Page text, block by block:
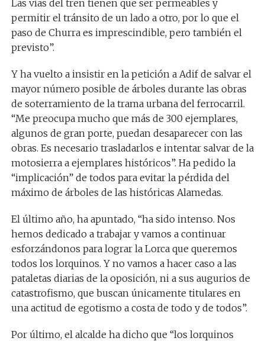
Las vías del tren tienen que ser permeables y
permitir el tránsito de un lado a otro, por lo que el
paso de Churra es imprescindible, pero también el
previsto”.
Y ha vuelto a insistir en la petición a Adif de salvar el
mayor número posible de árboles durante las obras
de soterramiento de la trama urbana del ferrocarril.
“Me preocupa mucho que más de 300 ejemplares,
algunos de gran porte, puedan desaparecer con las
obras. Es necesario trasladarlos e intentar salvar de la
motosierra a ejemplares históricos”. Ha pedido la
“implicación” de todos para evitar la pérdida del
máximo de árboles de las históricas Alamedas.
El último año, ha apuntado, “ha sido intenso. Nos
hemos dedicado a trabajar y vamos a continuar
esforzándonos para lograr la Lorca que queremos
todos los lorquinos. Y no vamos a hacer caso a las
pataletas diarias de la oposición, ni a sus augurios de
catastrofismo, que buscan únicamente titulares en
una actitud de egotismo a costa de todo y de todos”.
Por último, el alcalde ha dicho que “los lorquinos